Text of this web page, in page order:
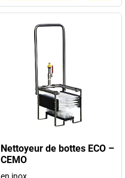
Nettoyeur de bottes ECO –
CEMO